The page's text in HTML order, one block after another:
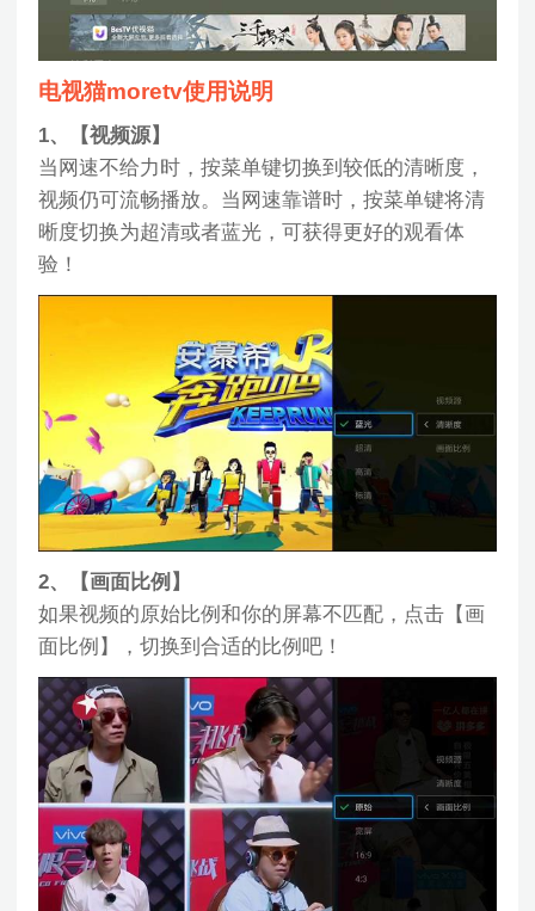
电视猫moretv使用说明
1、【视频源】
当网速不给力时，按菜单键切换到较低的清晰度，
视频仍可流畅播放。当网速靠谱时，按菜单键将清
晰度切换为超清或者蓝光，可获得更好的观看体
验！
2、【画面比例】
如果视频的原始比例和你的屏幕不匹配，点击【画
面比例】，切换到合适的比例吧！